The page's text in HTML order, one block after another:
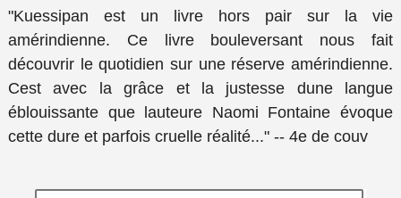
"Kuessipan est un livre hors pair sur la vie
amérindienne. Ce livre bouleversant nous fait
découvrir le quotidien sur une réserve amérindienne.
Cest avec la grâce et la justesse dune langue
éblouissante que lauteure Naomi Fontaine évoque
cette dure et parfois cruelle réalité..." -- 4e de couv